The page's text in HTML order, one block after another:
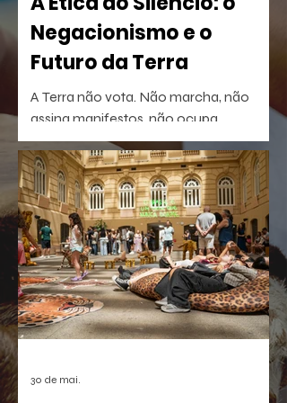
Negacionismo e o
Futuro da Terra
A Terra não vota. Não marcha, não
assina manifestos, não ocupa
palanques. Talvez por isso seja tão fácil
esquecê-la.
30 de mai.